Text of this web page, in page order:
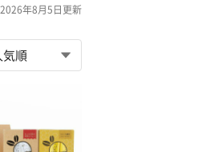
2026年8月5日更新